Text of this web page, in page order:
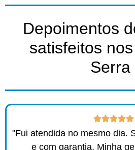
Depoimentos
satisfeitos
Serra ​
"Fui atendida no mesmo dia.
e com garantia. Minha